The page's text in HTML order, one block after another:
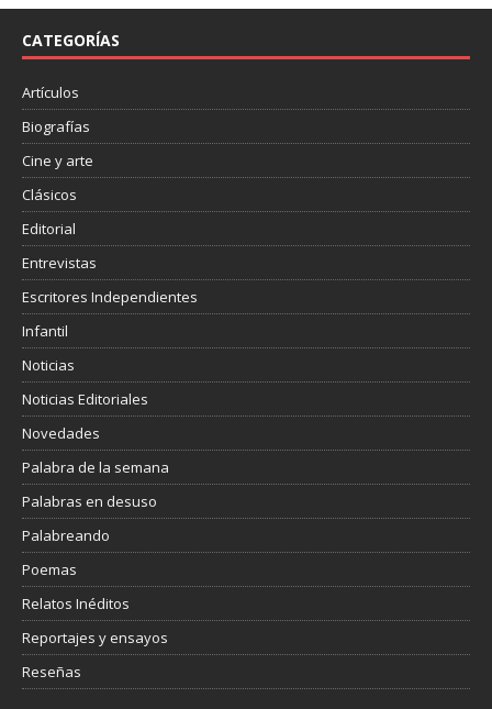
o
k
r
t
i
CATEGORÍAS
Artículos
Biografías
Cine y arte
Clásicos
Editorial
Entrevistas
Escritores Independientes
Infantil
Noticias
Noticias Editoriales
Novedades
Palabra de la semana
Palabras en desuso
Palabreando
Poemas
Relatos Inéditos
Reportajes y ensayos
Reseñas